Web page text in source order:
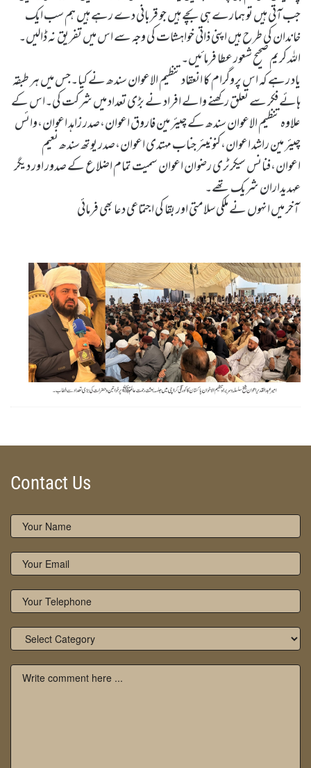
جب آتی ہیں تو ہمارے ہی بچے ہیں جو قربانی دے رہے ہیں ہم سب ایک
خاندان کی طرح ہیں اپنی ذاتی خواہشات کی وجہ سے اس میں تفریق نہ ڈالیں۔
اللہ کریم صحیح شعور عطا فرمائیں۔
یاد رہے کہ اس پروگرام کا انعقاد تنظیم الاعوان سندھ نے کیا۔جس میں ہر طبقہ
ہائے فکر سے تعلق رکھنے والے افراد نے بڑی تعداد میں شرکت کی۔اس کے
علاوہ تنظیم الاعوان سندھ کے چیئر مین فاروق اعوان،صدر زاہد اعوان،وائس
چیئر مین راشد اعوان،کنونیئر جناب مہتدی اعوان،صدر یوتھ سندھ نعیم
اعوان،فنانس سیکرٹری رضوان اعوان سمیت تمام اضلاع کے صدور اور دیگر
عہدیداران شریک تھے۔
آخر میں انہوں نے ملکی سلامتی اور بقا کی اجتماعی دعا بھی فرمائی
Contact Us